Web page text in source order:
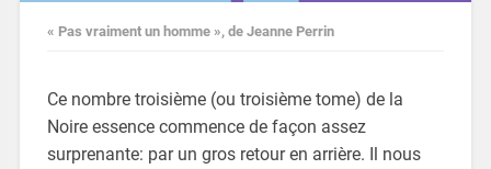
« Pas vraiment un homme », de Jeanne Perrin
Ce nombre troisième (ou troisième tome) de la
Noire essence commence de façon assez
surprenante: par un gros retour en arrière. Il nous